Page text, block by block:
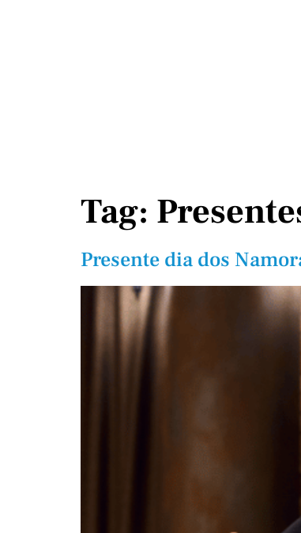
Tag:
Presente dia dos